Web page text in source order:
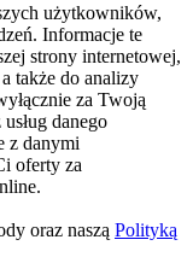
użytkowników,
Informacje te
strony internetowej,
także do analizy
za Twoją
danego
z danymi
oferty za
oraz naszą Polityką